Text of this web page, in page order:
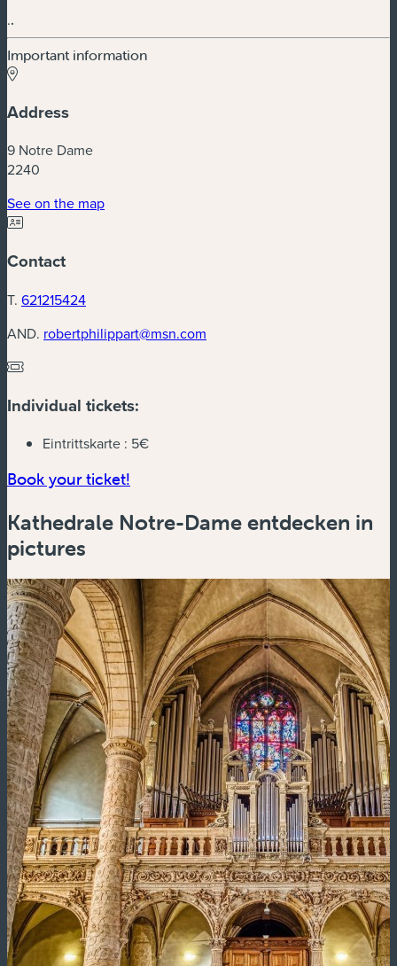
..
Important information
Address
9 Notre Dame
2240
See on the map(new window)
Contact
T. 621215424
AND. robertphilippart@msn.com
Individual tickets:
Eintrittskarte : 5€
Book your ticket!
Kathedrale Notre-Dame entdecken in
pictures